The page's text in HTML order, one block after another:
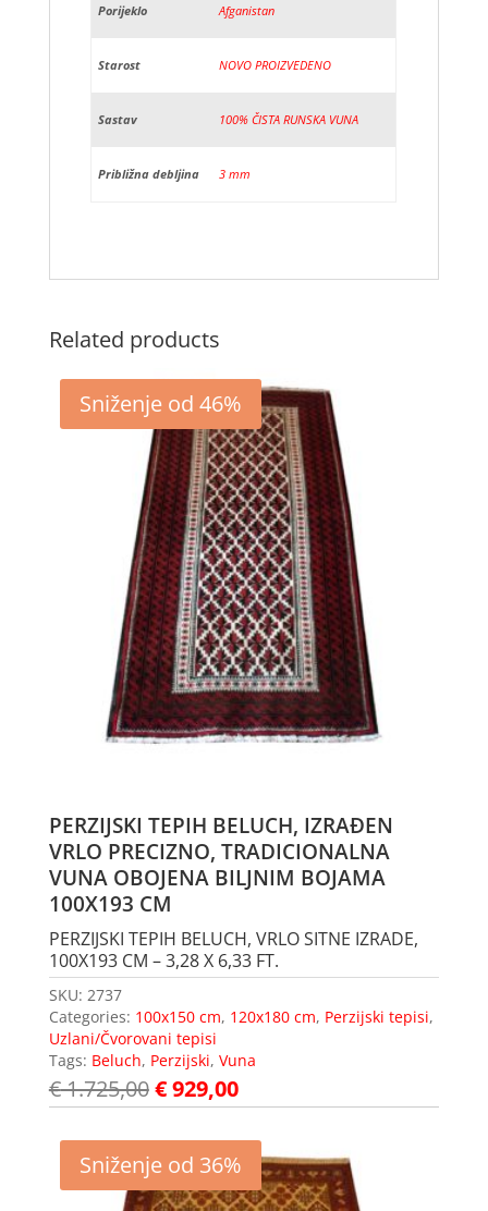
Porijeklo Afganistan
Starost NOVO PROIZVEDENO
Sastav 100% ČISTA RUNSKA VUNA
Približna debljina 3 mm
Related products
Sniženje od 46%
PERZIJSKI TEPIH BELUCH, IZRAĐEN
VRLO PRECIZNO, TRADICIONALNA
VUNA OBOJENA BILJNIM BOJAMA
100X193 CM
PERZIJSKI TEPIH BELUCH, VRLO SITNE IZRADE,
100X193 CM – 3,28 X 6,33 FT.
SKU: 2737
Categories: 100x150 cm, 120x180 cm, Perzijski tepisi,
Uzlani/Čvorovani tepisi
Tags: Beluch, Perzijski, Vuna
€1.725,00€929,00
Sniženje od 36%